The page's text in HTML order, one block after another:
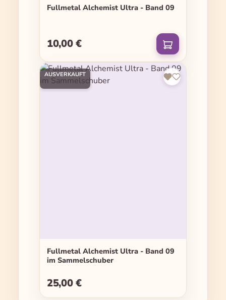
Fullmetal Alchemist Ultra - Band 09
Regulärer Preis:
10,00 €
AUSVERKAUFT
Fullmetal Alchemist Ultra - Band 09
im Sammelschuber
Regulärer Preis:
25,00 €